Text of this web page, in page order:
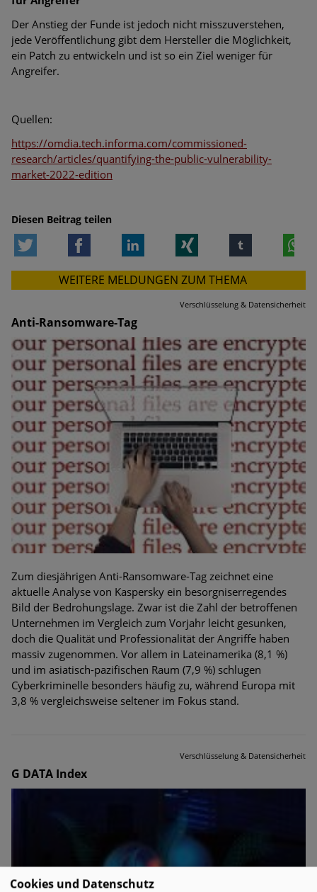
Der Anstieg der Funde ist jedoch nicht misszuverstehen,
jede Veröffentlichung gibt dem Hersteller die Möglichkeit,
ein Patch zu entwickeln und ist so ein Ziel weniger für
Angreifer.
Quellen:
https://omdia.tech.informa.com/commissioned-
research/articles/quantifying-the-public-vulnerability-
market-2022-edition
Diesen Beitrag teilen
Facebook LinkedIn tumblr
WEITERE MELDUNGEN ZUM THEMA
Verschlüsselung & Datensicherheit
Anti-Ransomware-Tag
Zum diesjährigen Anti-Ransomware-Tag zeichnet eine
aktuelle Analyse von Kaspersky ein besorgniserregendes
Bild der Bedrohungslage. Zwar ist die Zahl der betroffenen
Unternehmen im Vergleich zum Vorjahr leicht gesunken,
doch die Qualität und Professionalität der Angriffe haben
massiv zugenommen. Vor allem in Lateinamerika (8,1 %)
und im asiatisch-pazifischen Raum (7,9 %) schlugen
Cyberkriminelle besonders häufig zu, während Europa mit
3,8 % vergleichsweise seltener im Fokus stand.
Verschlüsselung & Datensicherheit
G DATA Index
Cookies und Datenschutz